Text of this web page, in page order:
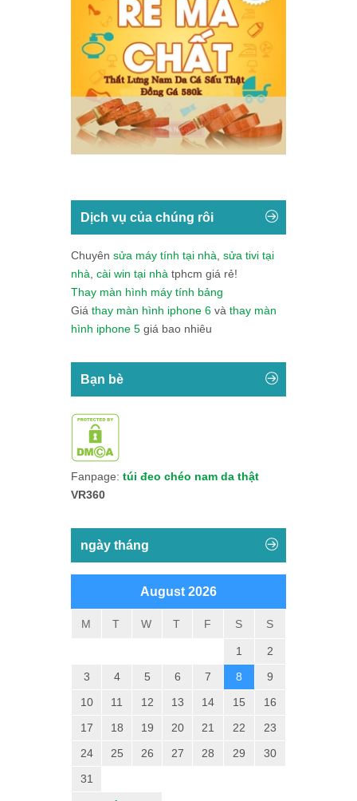
Dịch vụ của chúng rôi
Chuyên sửa máy tính tại nhà sửa tivi tại
nhà cài win tại nhà tphcm giá rẻ!
Thay màn hình máy tính bảng
Giá thay màn hình iphone 6 và thay màn
hình iphone 5 giá bao nhiêu
Bạn bè
Fanpage: túi đeo chéo nam da thật
VR360
ngày tháng
August 2026
M T W T F S S
1
2
3
4 5 6 7 8
9
10
11 12 13 14 15
16
17
18 19 20 21 22
23
24
25 26 27 28 29
30
31